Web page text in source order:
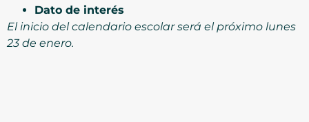
Dato de interés
El inicio del calendario escolar será el próximo lunes
23 de enero.